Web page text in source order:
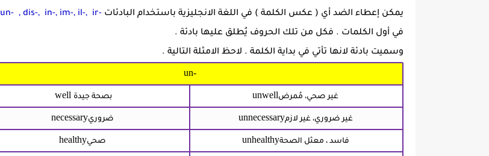
يمكن إعطاء الضد أي ( عكس الكلمة ) في اللغة الانجليزية باستخدام البادئات un- , dis-, in-, im-, il-, ir-
في أول الكلمات . فكل من تلك الحروف يُطلق عليها بادئة .
وسميت بادئة لانها تأتي في بداية الكلمة . لاحظ الامثلة التالية .
un-
unwellغير صحي، مُمرض well بصحة جيدة
unnecessaryغير ضروري، غير لازم necessaryضروري
unhealthyفاسد ، معثل الصحة healthyصحي